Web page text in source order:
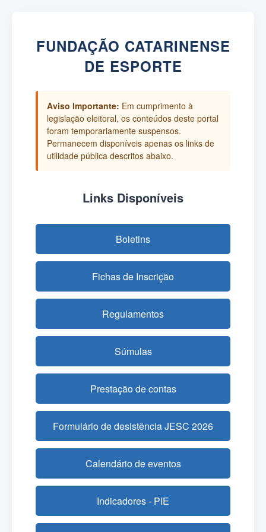
FUNDAÇÃO CATARINENSE
DE ESPORTE
Aviso Importante: Em cumprimento à
legislação eleitoral, os conteúdos deste portal
foram temporariamente suspensos.
Permanecem disponíveis apenas os links de
utilidade pública descritos abaixo.
Links Disponíveis
Boletins
Fichas de Inscrição
Regulamentos
Súmulas
Prestação de contas
Formulário de desistência JESC 2026
Calendário de eventos
Indicadores - PIE